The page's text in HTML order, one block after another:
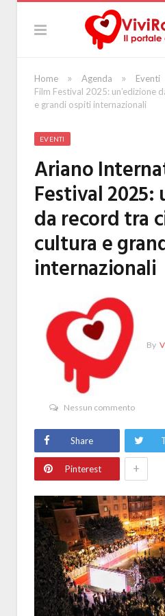
Home » Agenda » Eventi
Film Festival 2025: un’edizione
e grandi ospiti internazionali
EVENTI
Ariano
Festival 2025:
da record tra
cultura e
internazionali
By
Nessun commento
Share
Pinterest +